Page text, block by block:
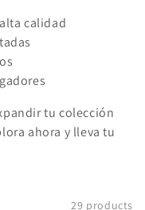
calidad
tu colección
ahora y lleva tu
29 products